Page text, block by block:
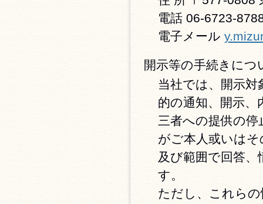
電話 06-6723-
電子メール
開示等の手続きにつ
当社では、開示
的の通知、開示、
三者への提供の
がご本人或いは
及び範囲で回答
す。
ただし、これら